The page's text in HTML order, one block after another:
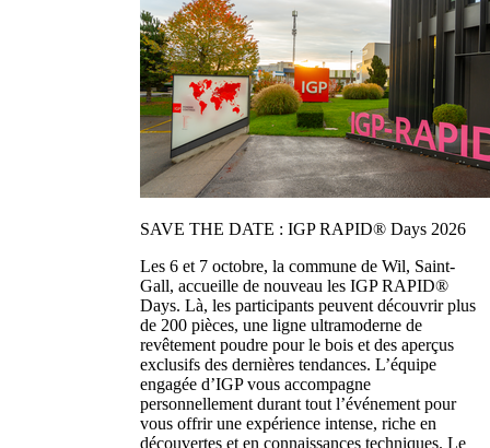
SAVE THE DATE : IGP RAPID® Days 2026
Les 6 et 7 octobre, la commune de Wil, Saint-
Gall, accueille de nouveau les IGP RAPID®
Days. Là, les participants peuvent découvrir plus
de 200 pièces, une ligne ultramoderne de
revêtement poudre pour le bois et des aperçus
exclusifs des dernières tendances. L’équipe
engagée d’IGP vous accompagne
personnellement durant tout l’événement pour
vous offrir une expérience intense, riche en
découvertes et en connaissances techniques. Le